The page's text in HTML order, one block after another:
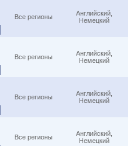
Все регионы
Английский,
Немецкий
Все регионы
Английский,
Немецкий
Все регионы
Английский,
Немецкий
Все регионы
Английский,
Немецкий